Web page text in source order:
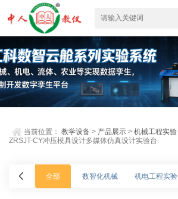
当前位置：教学设备 > 产品展示 >机械工程实验
ZRSJT-CY冲压模具设计多媒体仿真设计实验台
全部 数智化机械 机电工程实验